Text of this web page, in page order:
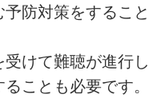
防対策をすること
けて難聴が進行し
ことも必要です。